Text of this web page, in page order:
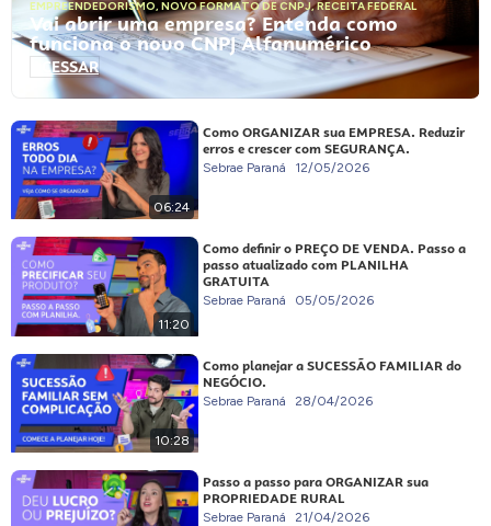
EMPREENDEDORISMO, NOVO FORMATO DE CNPJ,RECEITA FEDERAL
Vai abrir uma empresa? Entenda como
funciona o novo CNPJ Alfanumérico
ACESSAR
06:24
Como ORGANIZAR sua EMPRESA. Reduzir
erros e crescer com SEGURANÇA.
Sebrae Paraná 12/05/2026
11:20
Como definir o PREÇO DE VENDA. Passo a
passo atualizado com PLANILHA
GRATUITA
Sebrae Paraná 05/05/2026
10:28
Como planejar a SUCESSÃO FAMILIAR do
NEGÓCIO.
Sebrae Paraná 28/04/2026
Passo a passo para ORGANIZAR sua
PROPRIEDADE RURAL
Sebrae Paraná 21/04/2026